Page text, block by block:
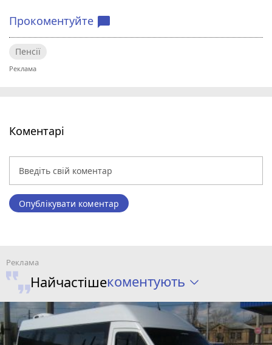
Прокоментуйте chat_bubble
Пенсії
Коментарі
Опублікувати коментар
Найчастішекоментують